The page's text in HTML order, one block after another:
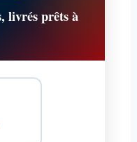
livrés prêts à